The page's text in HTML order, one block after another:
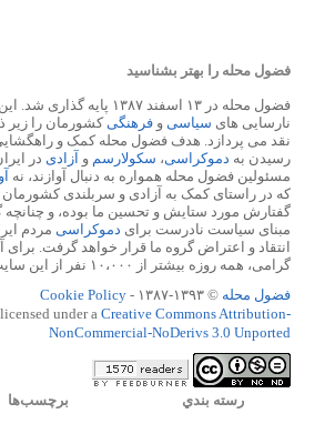
فضول محله را بهتر بشناسید
فضول محله در ۱۳ اسفند ۱۳۸۷
نارسایی های سیاسی و فرهنگیکشورمان را زیر
نقد می پردازد. هدف فضول محله کمک و
رسیدن به دموکراسی، سکولارسم و آزادی در
مسئولین فضول محله همواره به دنبال آوازند، نه
که در راستای کمک به آزادی و سربلندی
گفتارش مورد ستایش و تحسین ما بوده، و چنانچه
مبنای سیاست نادرست برای دموکراسی مردم
انتقاد و اعتراض گروه ما قرار خواهد گرفت. برای
گرامی، همه روزه بیشتر از ۱۰،۰۰۰ نفر از این سایت دیدن می کنند.
فضول محله © ۱۳۹۳-۱۳۸۷ -
Cookie Policy
under a Creative Commons Attribution-
NonCommercial-NoDerivs 3.0 Unported
رسته بندي برچسب‌ها